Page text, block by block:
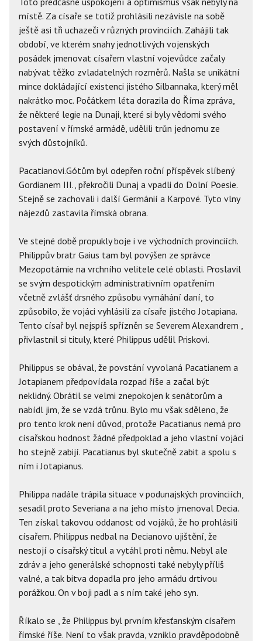
místě. Za císaře se totiž prohlásili nezávisle na sobě
ještě asi tři uchazeči v různých provinciích. Zahájili tak
období, ve kterém snahy jednotlivých vojenských
posádek jmenovat císařem vlastní vojevůdce začaly
nabývat těžko zvladatelných rozměrů. Našla se unikátní
mince dokládající existenci jistého Silbannaka, který měl
nakrátko moc. Počátkem léta dorazila do Říma zpráva,
že některé legie na Dunaji, které si byly vědomi svého
postavení v římské armádě, udělili trůn jednomu ze
svých důstojníků.
Pacatianovi.Gótům byl odepřen roční příspěvek slíbený
Gordianem III., překročili Dunaj a vpadli do Dolní Poesie.
Stejně se zachovali i další Germánií a Karpové. Tyto vlny
nájezdů zastavila římská obrana.
Ve stejné době propukly boje i ve východních provinciích.
Philippův bratr Gaius tam byl povýšen ze správce
Mezopotámie na vrchního velitele celé oblasti. Proslavil
se svým despotickým administrativním opatřením
včetně zvlášť drsného způsobu vymáhání daní, to
způsobilo, že vojáci vyhlásili za císaře jistého Jotapiana.
Tento císař byl nejspíš spřízněn se Severem Alexandrem ,
přivlastnil si tituly, které Philippus udělil Priskovi.
Philippus se obával, že povstání vyvolaná Pacatianem a
Jotapianem předpovídala rozpad říše a začal být
neklidný. Obrátil se velmi znepokojen k senátorům a
nabídl jim, že se vzdá trůnu. Bylo mu však sděleno, že
pro tento krok není důvod, protože Pacatianus nemá pro
císařskou hodnost žádné předpoklad a jeho vlastní vojáci
ho stejně zabijí. Pacatianus byl skutečně zabit a spolu s
ním i Jotapianus.
Philippa nadále trápila situace v podunajských provinciích,
sesadil proto Severiana a na jeho místo jmenoval Decia.
Ten získal takovou oddanost od vojáků, že ho prohlásili
císařem. Philippus nedbal na Decianovo ujištění, že
nestojí o císařský titul a vytáhl proti němu. Nebyl ale
zdráv a jeho generálské schopnosti také nebyly příliš
valné, a tak bitva dopadla pro jeho armádu drtivou
porážkou. On v boji padl a s ním také jeho syn.
Říkalo se , že Philippus byl prvním křesťanským císařem
římské říše. Není to však pravda, vzniklo pravděpodobně